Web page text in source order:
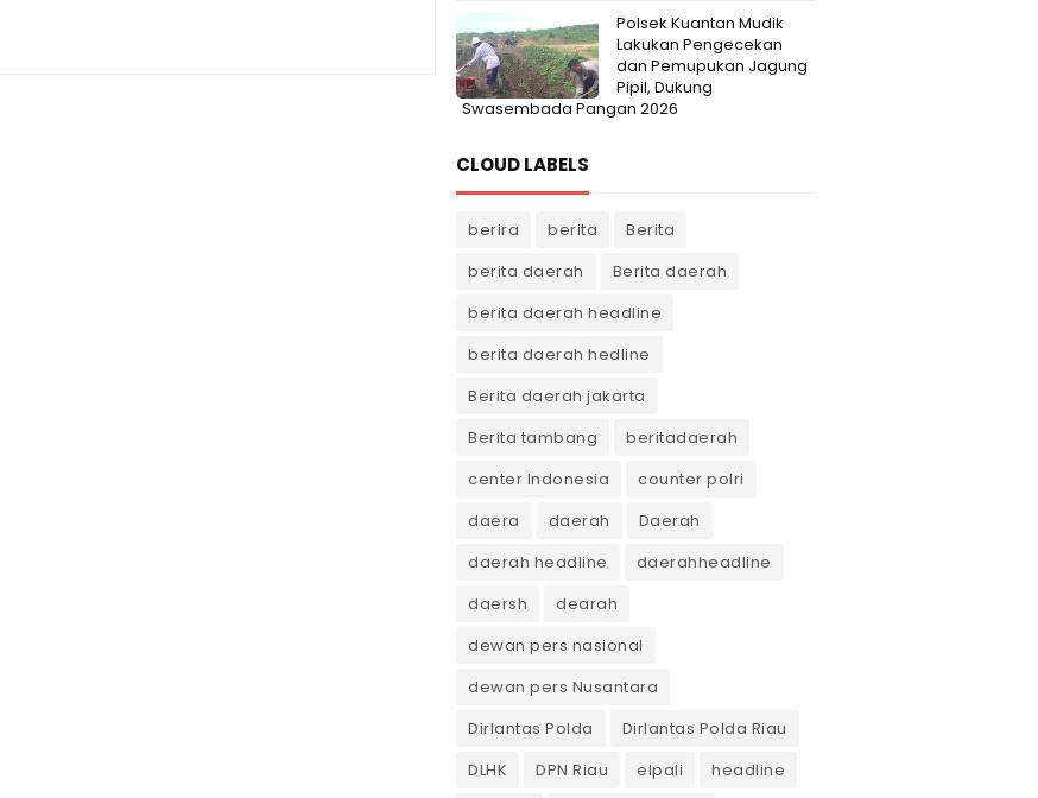
Polsek Kuantan Mudik
Lakukan Pengecekan
dan Pemupukan Jagung
Pipil, Dukung
Swasembada Pangan 2026
CLOUD LABELS
berira berita
Berita
berita daerah
Berita daerah
berita daerah headline
berita daerah hedline
Berita daerah jakarta
Berita tambang
beritadaerah
center Indonesia
counter polri
daera
daerah
Daerah
daerah headline
daerahheadline
daersh
dearah
dewan pers nasional
dewan pers Nusantara
Dirlantas Polda
Dirlantas Polda Riau
DLHK
DPN Riau elpali headline